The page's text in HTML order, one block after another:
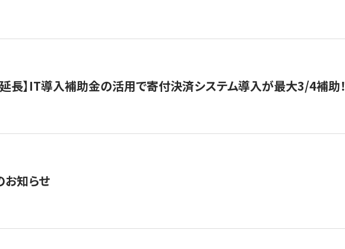
長】IT導入補助金の活用で寄付決済システム導入が最大3/4補助！
知らせ